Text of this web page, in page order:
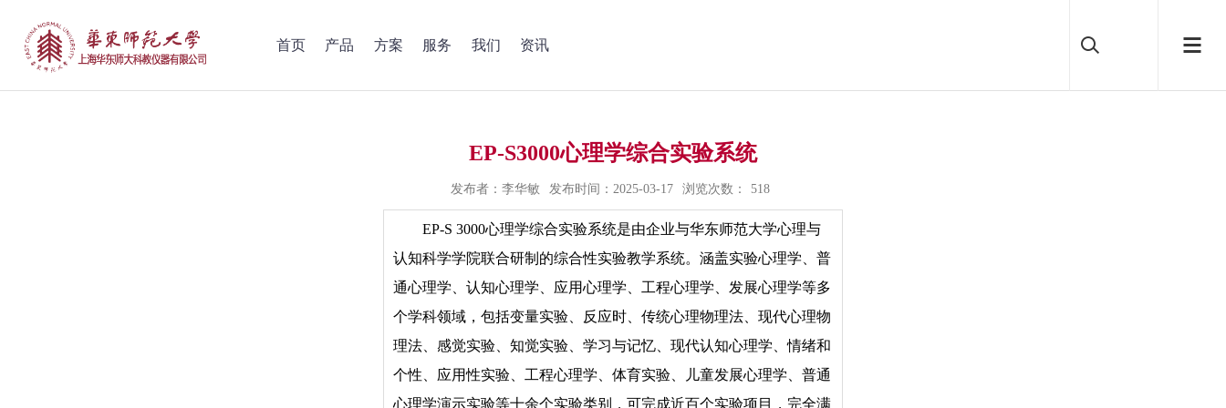
首页 产品 方案 服务 我们 资讯
EP-S3000心理学综合实验系统
发布者：李华敏 发布时间：2025-03-17 浏览次数： 518
EP-S 3000心理学综合实验系统是由企业与华东师范大学心理与
认知科学学院联合研制的综合性实验教学系统。涵盖实验心理学、普
通心理学、认知心理学、应用心理学、工程心理学、发展心理学等多
个学科领域，包括变量实验、反应时、传统心理物理法、现代心理物
理法、感觉实验、知觉实验、学习与记忆、现代认知心理学、情绪和
个性、应用性实验、工程心理学、体育实验、儿童发展心理学、普通
心理学演示实验等十余个实验类别，可完成近百个实验项目，完全满